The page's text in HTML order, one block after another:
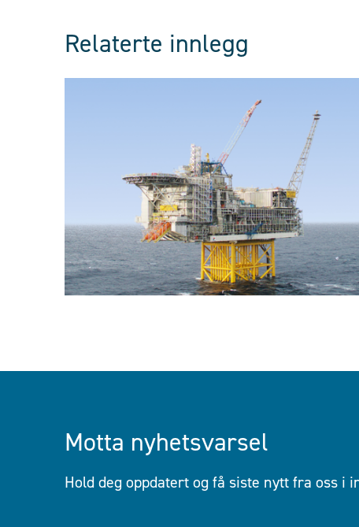
Relaterte innlegg
Motta nyhetsvarsel
Hold deg oppdatert og få siste nytt fra oss i